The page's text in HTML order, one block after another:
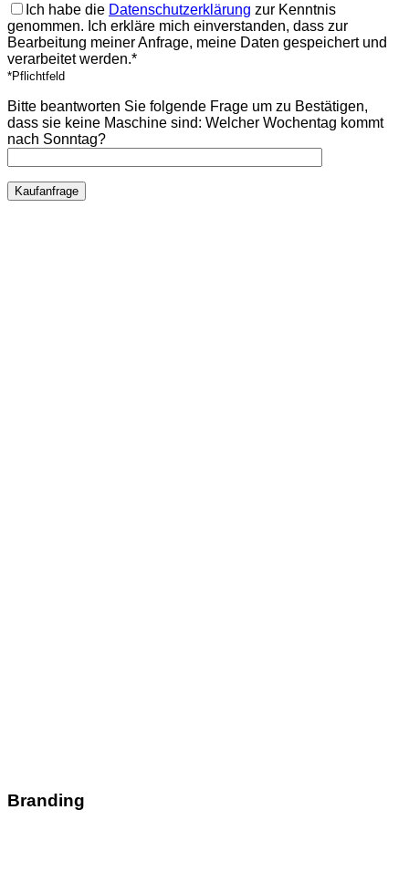
Ich habe die Datenschutzerklärung zur Kenntnis
genommen. Ich erkläre mich einverstanden, dass zur
Bearbeitung meiner Anfrage, meine Daten gespeichert und
verarbeitet werden.*
*Pflichtfeld
Bitte beantworten Sie folgende Frage um zu Bestätigen,
dass sie keine Maschine sind: Welcher Wochentag kommt
nach Sonntag?
Branding